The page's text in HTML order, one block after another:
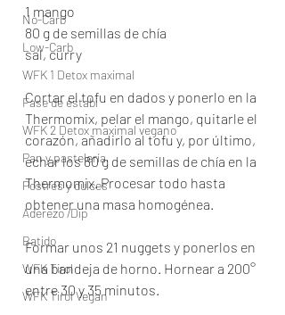
No-Carb
Low-Carb
WFK 1 Detox maximal
Fase de estabi
WFK 2 Detox maximal vegano
Pan y pastelería
Postres y dulces
Aderezo /Dip
Batido
WFK Tirol
WFK Tirol Vegan
1 mango
80 g de semillas de chía
sal, curry
Cortar el tofu en dados y ponerlo en la
Thermomix, pelar el mango, quitarle el
corazón, añadirlo al tofu y, por último,
echar los 80 g de semillas de chía en la
Thermomix. Procesar todo hasta
obtener una masa homogénea.
Formar unos 21 nuggets y ponerlos en
una bandeja de horno. Hornear a 200°
entre 30 y 35 minutos.